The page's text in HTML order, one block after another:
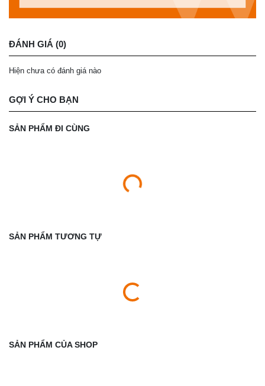
ĐÁNH GIÁ (0)
Hiện chưa có đánh giá nào
GỢI Ý CHO BẠN
SẢN PHẨM ĐI CÙNG
SẢN PHẨM TƯƠNG TỰ
SẢN PHẨM CỦA SHOP